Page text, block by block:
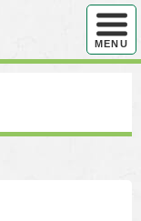
ハンバ
MENU